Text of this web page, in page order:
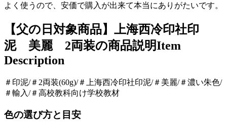
よく使うので、安価で購入が出来て本当にありがたいです。
【父の日対象商品】上海西冷印社印
泥 美麗 2両装の商品説明Item
Description
＃印泥/＃2両装(60g)/＃上海西冷印社印泥/＃美麗/＃濃い朱色/
＃輸入/＃高校教科向け学校教材
色の選び方と目安